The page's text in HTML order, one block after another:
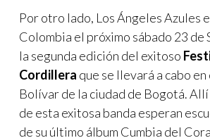
Por otro lado, Los Ángeles Azules
Colombia el próximo sábado 23 de
la segunda edición del exitoso
Cordillera que se llevará a cabo
Bolívar de la ciudad de Bogotá.
de esta exitosa banda esperan
de su último álbum Cumbia del